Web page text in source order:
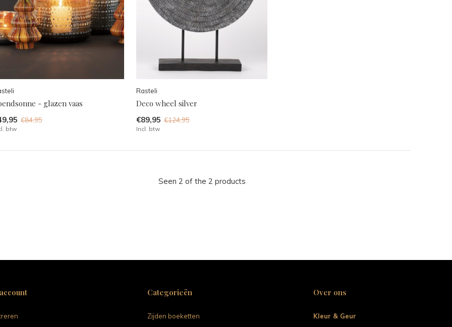
- glazen vaas
€84,95
btw
Rasteli
Deco wheel silver
€89,95 €124,95
Incl. btw
Seen 2 of the 2 products
Categorieën
Zijden boeketten
Over ons
Kleur & Geur